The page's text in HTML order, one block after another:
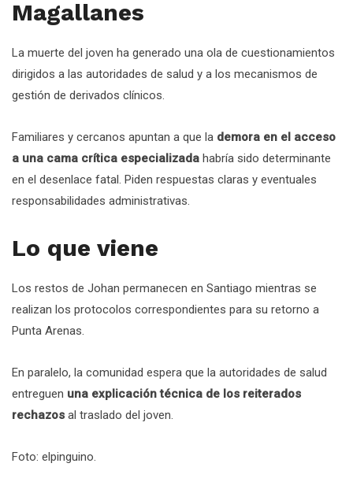
Magallanes
La muerte del joven ha generado una ola de cuestionamientos
dirigidos a las autoridades de salud y a los mecanismos de
gestión de derivados clínicos.
Familiares y cercanos apuntan a que la demora en el acceso
a una cama crítica especializada habría sido determinante
en el desenlace fatal. Piden respuestas claras y eventuales
responsabilidades administrativas.
Lo que viene
Los restos de Johan permanecen en Santiago mientras se
realizan los protocolos correspondientes para su retorno a
Punta Arenas.
En paralelo, la comunidad espera que la autoridades de salud
entreguen una explicación técnica de los reiterados
rechazos al traslado del joven.
Foto: elpinguino.